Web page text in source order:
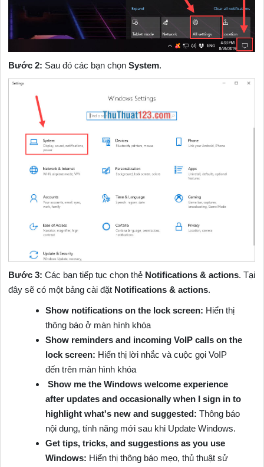
Bước 2: Sau đó các bạn chọnSystem.
Bước 3: Các bạn tiếp tục chọn thẻ Notifications & actions. Tại
đây sẽ có một bảng cài đặt Notifications & actions.
Show notifications on the lock screen: Hiển thị
thông báo ở màn hình khóa
Show reminders and incoming VoIP calls on the
lock screen: Hiển thị lời nhắc và cuộc gọi VoIP
đến trên màn hình khóa
Show me the Windows welcome experience
after updates and occasionally when I sign in to
highlight what's new and suggested: Thông báo
nội dung, tính năng mới sau khi Update Windows.
Get tips, tricks, and suggestions as you use
Windows: Hiển thị thông báo mẹo, thủ thuật sử